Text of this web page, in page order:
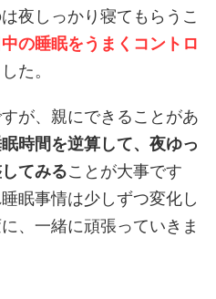
夜しっかり寝てもらうこ
中の睡眠をうまくコントロ
た。
が、親にできることがあ
眠時間を逆算して、夜ゆっ
てみることが大事です
眠事情は少しずつ変化し
、一緒に頑張っていきま